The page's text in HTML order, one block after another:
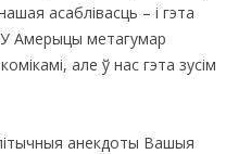
асаблівасць – і гэта
Амерыцы метагумар
але ў нас гэта зусім
анекдоты Вашыя